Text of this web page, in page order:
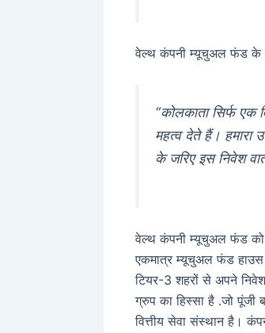
वेल्थ कंपनी म्यूचुअल फंड के
“कोलकाता सिर्फ एक
महत्व देते हैं। हमारा
के जरिए इस निवेश
वेल्थ कंपनी म्यूचुअल फंड को
एकमात्र म्यूचुअल फंड
टियर-3 शहरों से अपने
ग्रुप का हिस्सा है .जो पूंजी
वित्तीय सेवा संस्थान है।